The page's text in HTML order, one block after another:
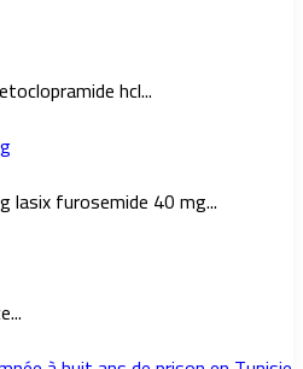
hcl...
lasix furosemide 40 mg...